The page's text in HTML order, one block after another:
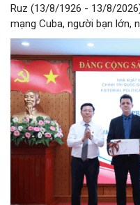
Ruz (13/8/1926 - 13/8/
mạng Cuba, người bạn lớn,
Đảng, Nhà nước và nhân
Nhà xuất bản Chính trị
giáo Trung ương tổ chức
tác phẩm chọn lọc của
tập bằng tiếng Tây Ban Nha.